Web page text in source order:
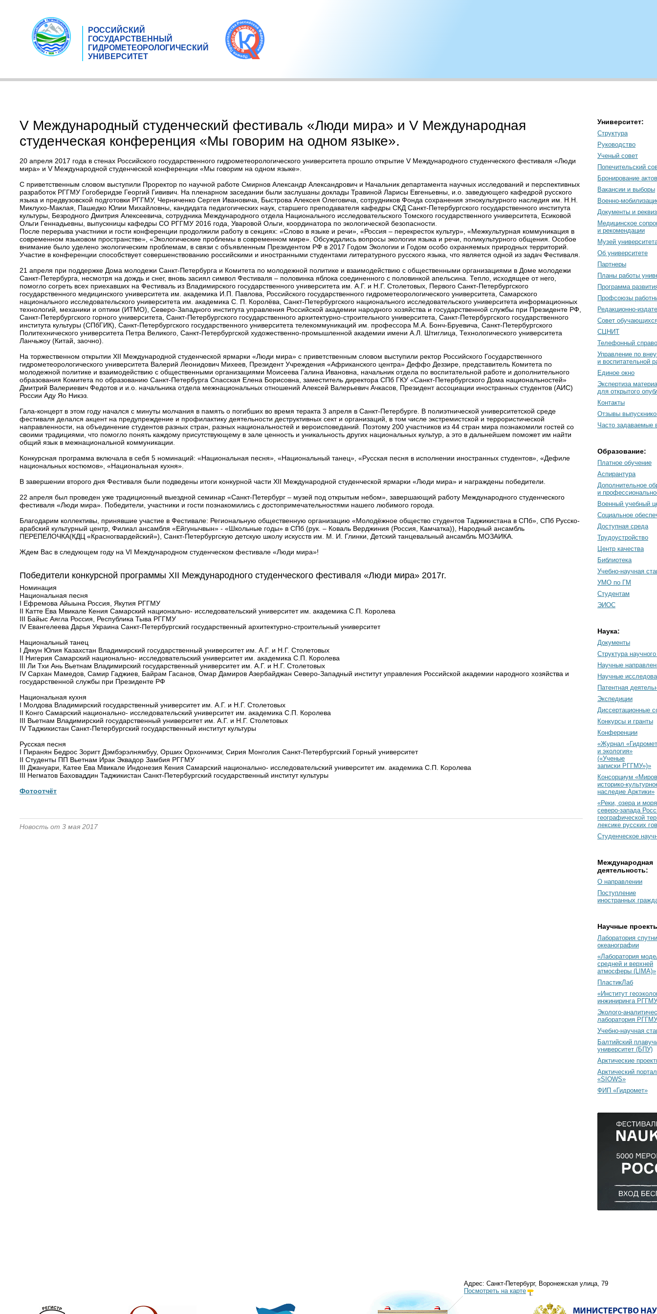
РОССИЙСКИЙ
ГОСУДАРСТВЕННЫЙ
ГИДРОМЕТЕОРОЛОГИЧЕСКИЙ
УНИВЕРСИТЕТ
V Международный студенческий фестиваль «Люди мира» и V Международная
студенческая конференция «Мы говорим на одном языке».
20 апреля 2017 года в стенах Российского государственного гидрометеорологического университета прошло открытие V Международного студенческого фестиваля «Люди
мира» и V Международной студенческой конференции «Мы говорим на одном языке».
С приветственным словом выступили Проректор по научной работе Смирнов Александр Александрович и Начальник департамента научных исследований и перспективных
разработок РГГМУ Гогоберидзе Георгий Гививич. На пленарном заседании были заслушаны доклады Травиной Ларисы Евгеньевны, и.о. заведующего кафедрой русского
языка и предвузовской подготовки РГГМУ, Черниченко Сергея Ивановича, Быстрова Алексея Олеговича, сотрудников Фонда сохранения этнокультурного наследия им. Н.Н.
Миклухо-Маклая, Пашедко Юлии Михайловны, кандидата педагогических наук, старшего преподавателя кафедры СКД Санкт-Петербургского государственного института
культуры, Безродного Дмитрия Алексеевича, сотрудника Международного отдела Национального исследовательского Томского государственного университета, Есиковой
Ольги Геннадьевны, выпускницы кафедры СО РГГМУ 2016 года, Уваровой Ольги, координатора по экологической безопасности.
После перерыва участники и гости конференции продолжили работу в секциях: «Слово в языке и речи», «Россия – перекресток культур», «Межкультурная коммуникация в
современном языковом пространстве», «Экологические проблемы в современном мире». Обсуждались вопросы экологии языка и речи, поликультурного общения. Особое
внимание было уделено экологическим проблемам, в связи с объявленным Президентом РФ в 2017 Годом Экологии и Годом особо охраняемых природных территорий.
Участие в конференции способствует совершенствованию российскими и иностранными студентами литературного русского языка, что является одной из задач Фестиваля.
21 апреля при поддержке Дома молодежи Санкт-Петербурга и Комитета по молодежной политике и взаимодействию с общественными организациями в Доме молодежи
Санкт-Петербурга, несмотря на дождь и снег, вновь засиял символ Фестиваля – половинка яблока соединенного с половинкой апельсина. Тепло, исходящее от него,
помогло согреть всех приехавших на Фестиваль из Владимирского государственного университета им. А.Г. и Н.Г. Столетовых, Первого Санкт-Петербургского
государственного медицинского университета им. академика И.П. Павлова, Российского государственного гидрометеорологического университета, Самарского
национального исследовательского университета им. академика С. П. Королёва, Санкт-Петербургского национального исследовательского университета информационных
технологий, механики и оптики (ИТМО), Северо-Западного института управления Российской академии народного хозяйства и государственной службы при Президенте РФ,
Санкт-Петербургского горного университета, Санкт-Петербургского государственного архитектурно-строительного университета, Санкт-Петербургского государственного
института культуры (СПбГИК), Санкт-Петербургского государственного университета телекоммуникаций им. профессора М.А. Бонч-Бруевича, Санкт-Петербургского
Политехнического университета Петра Великого, Санкт-Петербургской художественно-промышленной академии имени А.Л. Штиглица, Технологического университета
Ланчьжоу (Китай, заочно).
На торжественном открытии XII Международной студенческой ярмарки «Люди мира» с приветственным словом выступили ректор Российского Государственного
гидрометеорологического университета Валерий Леонидович Михеев, Президент Учреждения «Африканского центра» Деффо Деззире, представитель Комитета по
молодежной политике и взаимодействию с общественными организациями Моисеева Галина Ивановна, начальник отдела по воспитательной работе и дополнительного
образования Комитета по образованию Санкт-Петербурга Спасская Елена Борисовна, заместитель директора СПб ГКУ «Санкт-Петербургского Дома национальностей»
Дмитрий Валериевич Федотов и и.о. начальника отдела межнациональных отношений Алексей Валерьевич Ачкасов, Президент ассоциации иностранных студентов (АИС)
России Аду Яо Никэз.
Гала-концерт в этом году начался с минуты молчания в память о погибших во время теракта 3 апреля в Санкт-Петербурге. В полиэтнической университетской среде
фестиваля делался акцент на предупреждение и профилактику деятельности деструктивных сект и организаций, в том числе экстремистской и террористической
направленности, на объединение студентов разных стран, разных национальностей и вероисповеданий. Поэтому 200 участников из 44 стран мира познакомили гостей со
своими традициями, что помогло понять каждому присутствующему в зале ценность и уникальность других национальных культур, а это в дальнейшем поможет им найти
общий язык в межнациональной коммуникации.
Конкурсная программа включала в себя 5 номинаций: «Национальная песня», «Национальный танец», «Русская песня в исполнении иностранных студентов», «Дефиле
национальных костюмов», «Национальная кухня».
В завершении второго дня Фестиваля были подведены итоги конкурной части XII Международной студенческой ярмарки «Люди мира» и награждены победители.
22 апреля был проведен уже традиционный выездной семинар «Санкт-Петербург – музей под открытым небом», завершающий работу Международного студенческого
фестиваля «Люди мира». Победители, участники и гости познакомились с достопримечательностями нашего любимого города.
Благодарим коллективы, принявшие участие в Фестивале: Региональную общественную организацию «Молодёжное общество студентов Таджикистана в СПб», СПб Русско-
арабский культурный центр, Филиал ансамбля «Ейгунычвын» - «Школьные годы» в СПб (рук. – Коваль Верджиния (Россия, Камчатка)), Народный ансамбль
ПЕРЕПЕЛОЧКА(КДЦ «Красногвардейский»), Санкт-Петербургскую детскую школу искусств им. М. И. Глинки, Детский танцевальный ансамбль МОЗАИКА.
Ждем Вас в следующем году на VI Международном студенческом фестивале «Люди мира»!
Победители конкурсной программы XII Международного студенческого фестиваля «Люди мира» 2017г.
Номинация
Национальная песня
I Ефремова Айыына Россия, Якутия РГГМУ
II Катте Ева Мвикале Кения Самарский национально- исследовательский университет им. академика С.П. Королева
III Байыс Аягла Россия, Республика Тыва РГГМУ
IV Евангелеева Дарья Украина Санкт-Петербургский государственный архитектурно-строительный университет
Национальный танец
I Дякун Юлия Казахстан Владимирский государственный университет им. А.Г. и Н.Г. Столетовых
II Нигерия Самарский национально- исследовательский университет им. академика С.П. Королева
III Ли Тхи Ань Вьетнам Владимирский государственный университет им. А.Г. и Н.Г. Столетовых
IV Сархан Мамедов, Самир Гаджиев, Байрам Гасанов, Омар Дамиров Азербайджан Северо-Западный институт управления Российской академии народного хозяйства и
государственной службы при Президенте РФ
Национальная кухня
I Молдова Владимирский государственный университет им. А.Г. и Н.Г. Столетовых
II Конго Самарский национально- исследовательский университет им. академика С.П. Королева
III Вьетнам Владимирский государственный университет им. А.Г. и Н.Г. Столетовых
IV Таджикистан Санкт-Петербургский государственный институт культуры
Русская песня
I Пиранян Бедрос Зоригт Дэмбэрэлнямбуу, Орших Орхончимэг, Сирия Монголия Санкт-Петербургский Горный университет
II Студенты ПП Вьетнам Ирак Эквадор Замбия РГГМУ
III Джануари, Катее Ева Мвикале Индонезия Кения Самарский национально- исследовательский университет им. академика С.П. Королева
III Негматов Баховаддин Таджикистан Санкт-Петербургский государственный институт культуры
Фотоотчёт
Новость от 3 мая 2017
Университет:
Структура
Руководство
Ученый совет
Попечительский
Бронирование
Вакансии и выборы
Военно-
Документы и
Медицинское
и рекомендации
Музей
Об университете
Партнеры
Планы работы
Программа
Профсоюзы
Редакционно-
Cовет
СЦНИТ
Телефонный
Управление по
и воспитательной
Единое окно
Экспертиза
для открытого
Контакты
Отзывы
Часто задаваемые
Образование:
Платное обучение
Аспирантура
Дополнительное
и
Военный учебный
Социальное
Доступная среда
Трудоустройство
Центр качества
Библиотека
Учебно-научная
УМО по ГМ
Студентам
ЭИОС
Наука:
Документы
Cтруктура
Научные
Научные
Патентная
Экспедиции
Диссертационные
Конкурсы и гранты
Конференции
«Журнал
и экология»
(«Ученые
записки РГГМУ»)»
Консорциум
историко-
наследие Арктики»
«Реки, озера и моря
северо-запада
географической
лексике русских
Студенческое
Международная
деятельность:
О направлении
Поступление
иностранных
Научные
Лаборатория
океанографии
«Лаборатория
средней и верхней
атмосферы (LIMA)»
ПластикЛаб
«Институт
инжиниринга
Эколого-
лаборатория РГГМУ
Учебно-научная
Балтийский
университет (БПУ)
Арктические
Арктический портал
«SIOWS»
ФИП «Гидромет»
Адрес: Санкт-Петербург, Воронежская улица, 79
Посмотреть на карте